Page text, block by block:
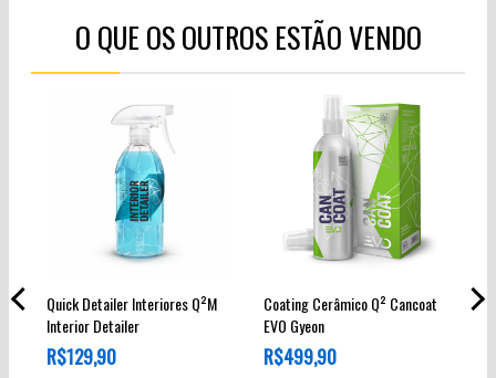
O QUE OS OUTROS ESTÃO VENDO
Quick Detailer Interiores Q²M
Interior Detailer
R$129,90
Coating Cerâmico Q² Cancoat
EVO Gyeon
R$499,90